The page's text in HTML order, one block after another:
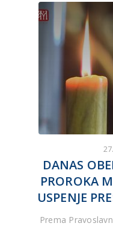
DANAS
PROROKA
USPENJE
Prema